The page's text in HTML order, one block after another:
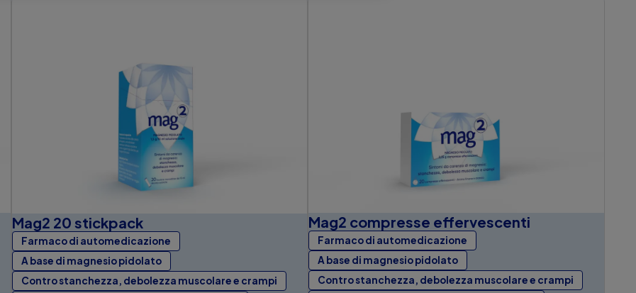
Mag2 20 stickpack
Farmaco di automedicazione
A base di magnesio pidolato
Contro stanchezza, debolezza muscolare e crampi
Mag2 compresse effervescenti
Farmaco di automedicazione
A base di magnesio pidolato
Contro stanchezza, debolezza muscolare e crampi